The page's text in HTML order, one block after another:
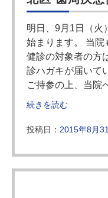
明日、9月1日（
始まります。 当院
健診の対象者の方
診ハガキが届いて
ご持参の上、当院
続きを読む
投稿日： 2015年8月